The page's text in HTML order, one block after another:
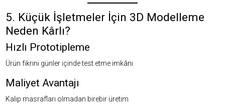
5. Küçük İşletmeler İçin 3D Modelleme
Neden Kârlı?
Hızlı Prototipleme
Ürün fikrini günler içinde test etme imkânı
Maliyet Avantajı
Kalıp masrafları olmadan birebir üretim